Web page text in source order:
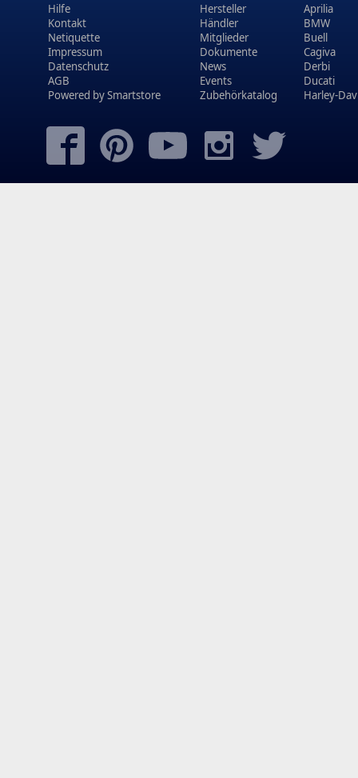
Hilfe
Kontakt
Netiquette
Impressum
Datenschutz
AGB
Powered bySmartstore
Hersteller
Händler
Mitglieder
Dokumente
News
Events
Zubehörkatalog
Aprilia
BMW
Buell
Cagiva
Derbi
Ducati
Harley-